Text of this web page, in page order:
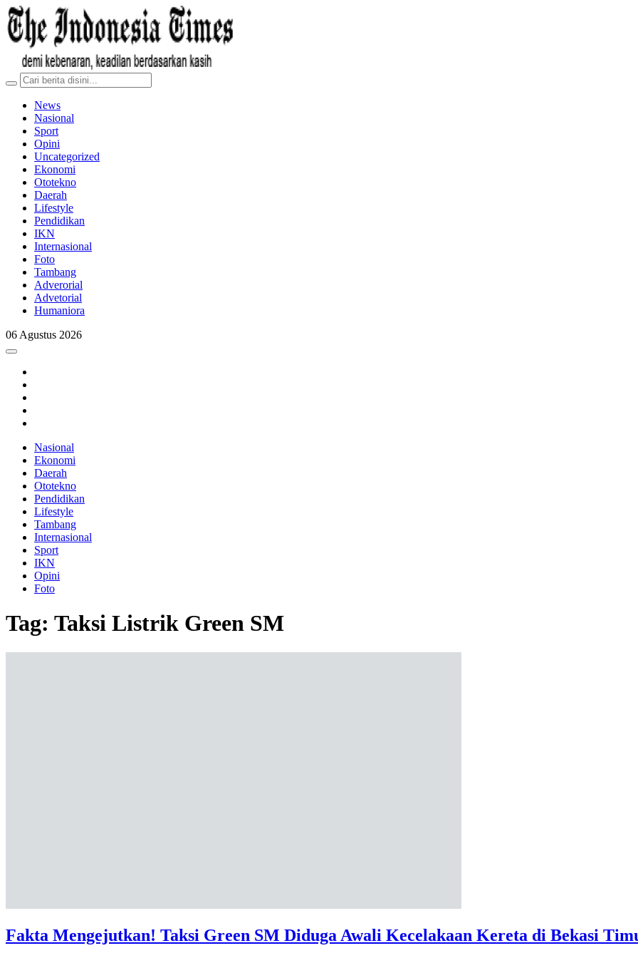
News
Nasional
Sport
Opini
Uncategorized
Ekonomi
Ototekno
Daerah
Lifestyle
Pendidikan
IKN
Internasional
Foto
Tambang
Adverorial
Advetorial
Humaniora
06 Agustus 2026
Nasional
Ekonomi
Daerah
Ototekno
Pendidikan
Lifestyle
Tambang
Internasional
Sport
IKN
Opini
Foto
Tag: Taksi Listrik Green SM
Fakta Mengejutkan! Taksi Green SM Diduga Awali Kecelakaan Kereta di Bekasi